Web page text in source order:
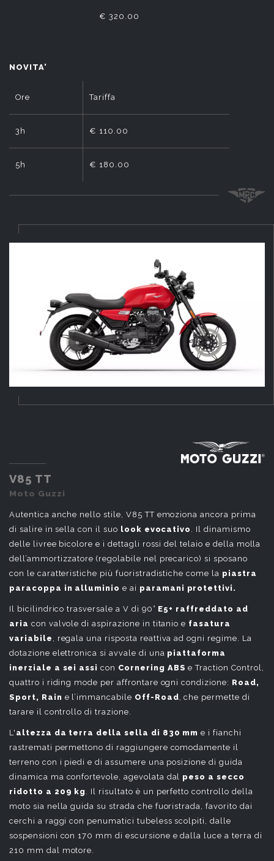
€ 320.00
NOVITA'
Ore Tariffa
3h € 110.00
5h € 180.00
V85 TT
Moto Guzzi
Autentica anche nello stile, V85 TT emoziona ancora prima
di salire in sella con il suo look evocativo
. Il dinamismo
delle livree bicolore e i dettagli rossi del telaio e della molla
dell’ammortizzatore (regolabile nel precarico) si sposano
con le caratteristiche più fuoristradistiche come la piastra
paracoppa in alluminio e ai paramani protettivi.
Il bicilindrico trasversale a V di 90° E5+ raffreddato ad
aria con valvole di aspirazione in titanio e fasatura
variabile
, regala una risposta reattiva ad ogni regime. La
dotazione elettronica si avvale di una piattaforma
inerziale a sei assicon Cornering ABSe Traction Control,
quattro i riding mode per affrontare ogni condizione: Road,
Sport, Rain e l’immancabile Off-Road , che permette di
tarare il controllo di trazione.
L' altezza da terra della sella di 830 mme i fianchi
rastremati permettono di raggiungere comodamente il
terreno con i piedi e di assumere una posizione di guida
dinamica ma confortevole, agevolata dal
peso a secco
ridotto a 209 kg
. Il risultato è un perfetto controllo della
moto sia nella guida su strada che fuoristrada, favorito dai
cerchi a raggi con penumatici tubeless scolpiti, dalle
sospensioni con 170 mm di escursione e dalla luce a terra di
210 mm dal motore.